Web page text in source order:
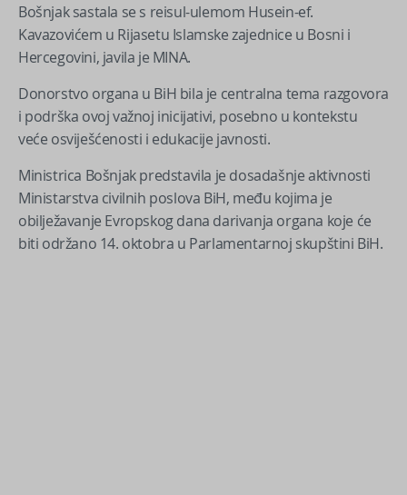
Bošnjak sastala se s reisul-ulemom Husein-ef.
Kavazovićem u Rijasetu Islamske zajednice u Bosni i
Hercegovini, javila je MINA.
Donorstvo organa u BiH bila je centralna tema razgovora
i podrška ovoj važnoj inicijativi, posebno u kontekstu
veće osviješćenosti i edukacije javnosti.
Ministrica Bošnjak predstavila je dosadašnje aktivnosti
Ministarstva civilnih poslova BiH, među kojima je
obilježavanje Evropskog dana darivanja organa koje će
biti održano 14. oktobra u Parlamentarnoj skupštini BiH.